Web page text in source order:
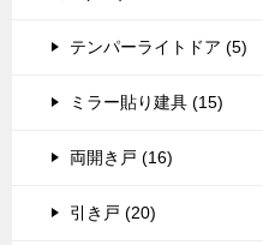
テンパーライトドア (5)
ミラー貼り建具 (15)
両開き戸 (16)
引き戸 (20)